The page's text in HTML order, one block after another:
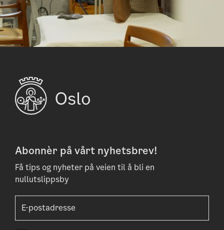
Abonnèr på vårt nyhetsbrev!
Få tips og nyheter på veien til å bli en
nullutslippsby